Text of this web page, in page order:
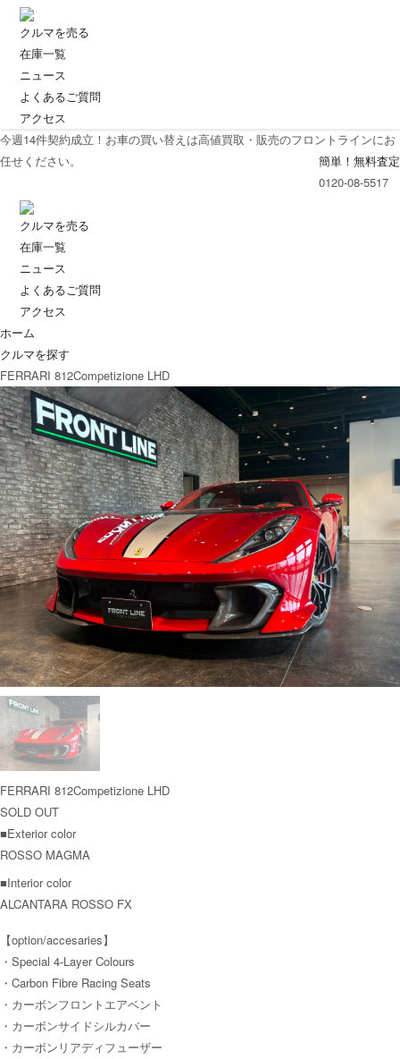
クルマを売る
在庫一覧
ニュース
よくあるご質問
アクセス
今週14件契約成立！お車の買い替えは高値買取・販売のフロントラインにお
任せください。
簡単！無料査定
0120-08-5517
クルマを売る
在庫一覧
ニュース
よくあるご質問
アクセス
ホーム
クルマを探す
FERRARI 812Competizione LHD
FERRARI 812Competizione LHD
SOLD OUT
■Exterior color
ROSSO MAGMA
■Interior color
ALCANTARA ROSSO FX
【option/accesaries】
・Special 4-Layer Colours
・Carbon Fibre Racing Seats
・カーボンフロントエアベント
・カーボンサイドシルカバー
・カーボンリアディフューザー